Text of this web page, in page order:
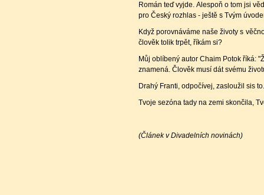
Román teď vyjde. Alespoň o tom jsi
pro Český rozhlas - ještě s Tvým
Když porovnáváme naše životy s
člověk tolik trpět, říkám si?
Můj oblíbený autor Chaim Potok říká:
znamená. Člověk musí dát svému
Drahý Franti, odpočívej, zasloužil sis to.
Tvoje sezóna tady na zemi skončila,
(Článek v Divadelních novinách)